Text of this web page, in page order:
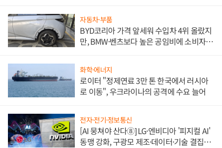
자동차·부품
BYD코리아 가격 앞세워 수입차 4위 올랐지
만, BMW·벤츠보다 높은 공임비에 소비자
화학·에너지
로이터 "정제연료 3만 톤 한국에서 러시아
로 이동", 우크라이나의 공격에 수요 늘어
전자·전기·정보통신
[AI 뭉쳐야 산다⑧] LG·엔비디아 '피지컬 AI'
동맹 강화, 구광모 제조·데이터·기술 결집